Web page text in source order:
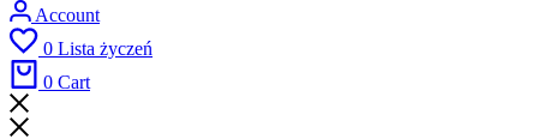
Account
0 Lista życzeń
0 Cart